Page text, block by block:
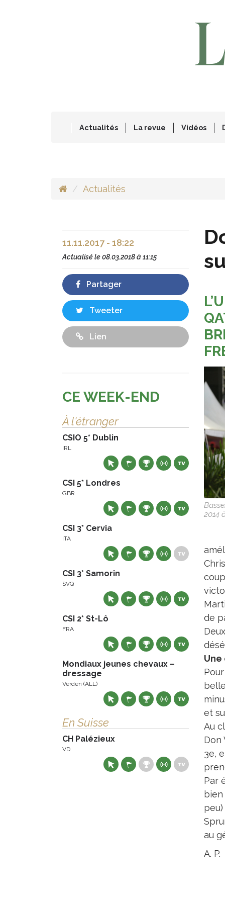
Actualités La revue Vidéos
Actualités
2014
de
et
Au
Don
3e,
Par
au
A. P.
11.11.2017 - 18:22
Actualisé le08.03.2018 à 11:15
Partager
Tweeter
Lien
CE WEEK-END
À l'étranger
CSIO 5* Dublin
IRL
CSI 5* Londres
GBR
CSI 3* Cervia
ITA
CSI 3* Samorin
SVQ
CSI 2* St-Lô
FRA
Mondiaux jeunes chevaux –
dressage
Verden (ALL)
En Suisse
CH Palézieux
VD